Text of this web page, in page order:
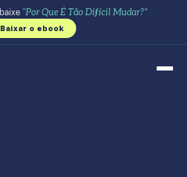
baixe "Por Que É Tão Difícil Mudar?"
Baixar o ebook